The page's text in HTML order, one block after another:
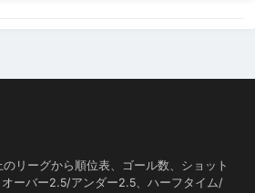
リーグから順位表、ゴール数、ショット
ーバー2.5/アンダー2.5、ハーフタイム/